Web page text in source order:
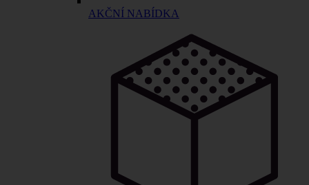
AKČNÍ NABÍDKA